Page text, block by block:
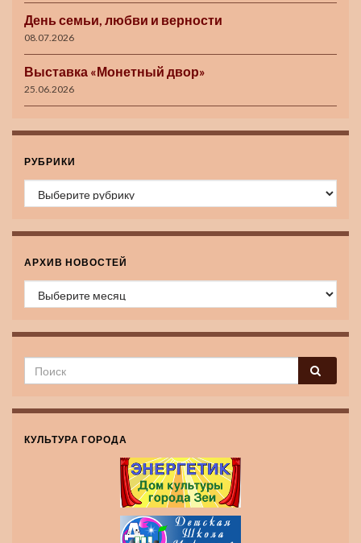
День семьи, любви и верности
08.07.2026
Выставка «Монетный двор»
25.06.2026
РУБРИКИ
Рубрики
АРХИВ НОВОСТЕЙ
Архив новостей
КУЛЬТУРА ГОРОДА